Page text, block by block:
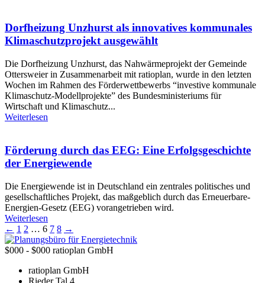
Dorfheizung Unzhurst als innovatives kommunales
Klimaschutzprojekt ausgewählt
Die Dorfheizung Unzhurst, das Nahwärmeprojekt der Gemeinde
Ottersweier in Zusammenarbeit mit ratioplan, wurde in den letzten
Wochen im Rahmen des Förderwettbewerbs “investive kommunale
Klimaschutz-Modellprojekte” des Bundesministeriums für
Wirtschaft und Klimaschutz...
Weiterlesen
Förderung durch das EEG: Eine Erfolgsgeschichte
der Energiewende
Die Energiewende ist in Deutschland ein zentrales politisches und
gesellschaftliches Projekt, das maßgeblich durch das Erneuerbare-
Energien-Gesetz (EEG) vorangetrieben wird.
Weiterlesen
← 1 2 … 6 7 8 →
$000 - $000 ratioplan GmbH
ratioplan GmbH